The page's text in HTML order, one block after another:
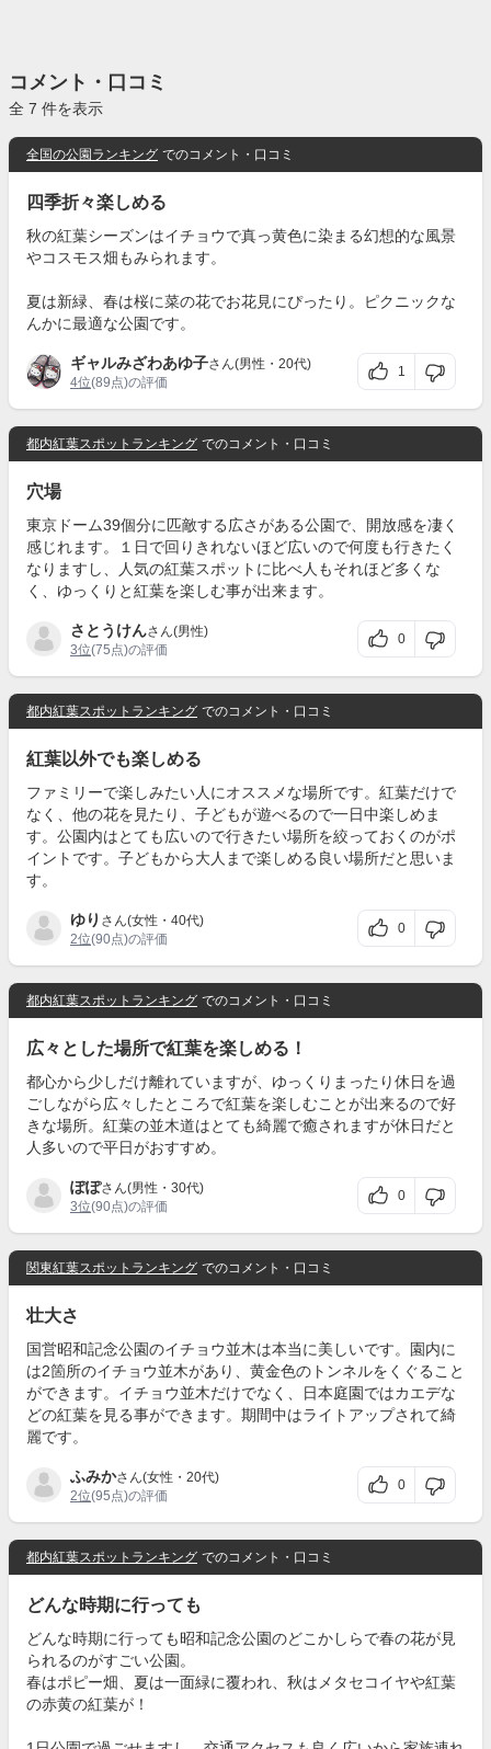
コメント・口コミ
全 7 件を表示
全国の公園ランキング でのコメント・口コミ
四季折々楽しめる
秋の紅葉シーズンはイチョウで真っ黄色に染まる幻想的な風景
やコスモス畑もみられます。
夏は新緑、春は桜に菜の花でお花見にぴったり。ピクニックな
んかに最適な公園です。
ギャルみざわあゆ子さん(男性・20代)
4位(89点)の評価
1
都内紅葉スポットランキング でのコメント・口コミ
穴場
東京ドーム39個分に匹敵する広さがある公園で、開放感を凄く
感じれます。１日で回りきれないほど広いので何度も行きたく
なりますし、人気の紅葉スポットに比べ人もそれほど多くな
く、ゆっくりと紅葉を楽しむ事が出来ます。
さとうけんさん(男性)
3位(75点)の評価
0
都内紅葉スポットランキング でのコメント・口コミ
紅葉以外でも楽しめる
ファミリーで楽しみたい人にオススメな場所です。紅葉だけで
なく、他の花を見たり、子どもが遊べるので一日中楽しめま
す。公園内はとても広いので行きたい場所を絞っておくのがポ
イントです。子どもから大人まで楽しめる良い場所だと思いま
す。
ゆり さん(女性・40代)
2位(90点)の評価
0
都内紅葉スポットランキング でのコメント・口コミ
広々とした場所で紅葉を楽しめる！
都心から少しだけ離れていますが、ゆっくりまったり休日を過
ごしながら広々したところで紅葉を楽しむことが出来るので好
きな場所。紅葉の並木道はとても綺麗で癒されますが休日だと
人多いので平日がおすすめ。
ぽぽさん(男性・30代)
3位(90点)の評価
0
関東紅葉スポットランキング でのコメント・口コミ
壮大さ
国営昭和記念公園のイチョウ並木は本当に美しいです。園内に
は2箇所のイチョウ並木があり、黄金色のトンネルをくぐること
ができます。イチョウ並木だけでなく、日本庭園ではカエデな
どの紅葉を見る事ができます。期間中はライトアップされて綺
麗です。
ふみかさん(女性・20代)
2位(95点)の評価
0
都内紅葉スポットランキング でのコメント・口コミ
どんな時期に行っても
どんな時期に行っても昭和記念公園のどこかしらで春の花が見
られるのがすごい公園。
春はポピー畑、夏は一面緑に覆われ、秋はメタセコイヤや紅葉
の赤黄の紅葉が！